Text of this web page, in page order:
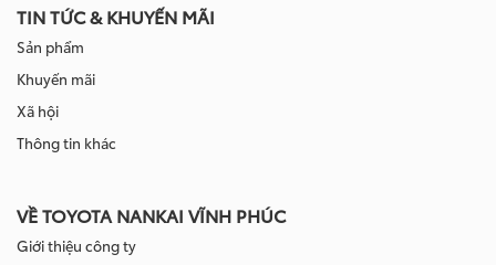
TIN TỨC & KHUYẾN MÃI
Sản phẩm
Khuyến mãi
Xã hội
Thông tin khác
VỀ TOYOTA NANKAI VĨNH PHÚC
Giới thiệu công ty